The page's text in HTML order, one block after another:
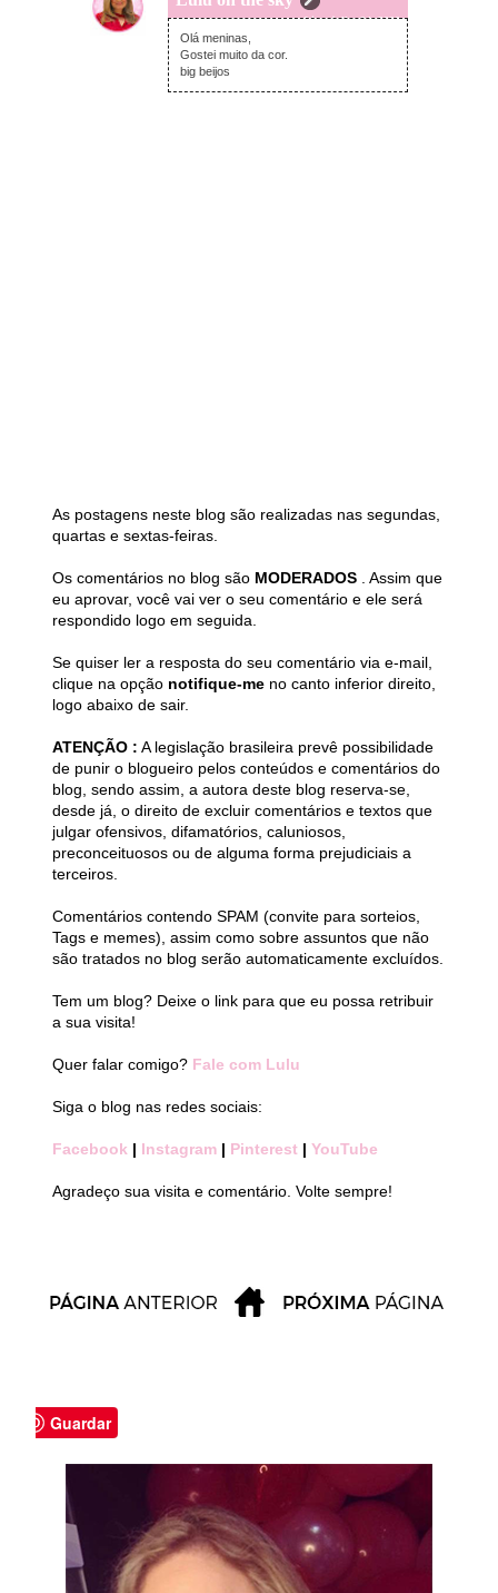
sexta-feira, julho 24, 2020
Olá meninas,
Gostei muito da cor.
big beijos
As postagens neste blog são realizadas nas segundas,
quartas e sextas-feiras.
Os comentários no blog são MODERADOS
. Assim que
eu aprovar, você vai ver o seu comentário e ele será
respondido logo em seguida.
Se quiser ler a resposta do seu comentário via e-mail,
clique na opção notifique-me no canto inferior direito,
logo abaixo de sair.
ATENÇÃO : A legislação brasileira prevê possibilidade
de punir o blogueiro pelos conteúdos e comentários do
blog, sendo assim, a autora deste blog reserva-se,
desde já, o direito de excluir comentários e textos que
julgar ofensivos, difamatórios, caluniosos,
preconceituosos ou de alguma forma prejudiciais a
terceiros.
Comentários contendo SPAM (convite para sorteios,
Tags e memes), assim como sobre assuntos que não
são tratados no blog serão automaticamente excluídos.
Tem um blog? Deixe o link para que eu possa retribuir
a sua visita!
Quer falar comigo? Fale com Lulu
Siga o blog nas redes sociais:
Facebook | Instagram | Pinterest | YouTube
Agradeço sua visita e comentário. Volte sempre!
Guardar